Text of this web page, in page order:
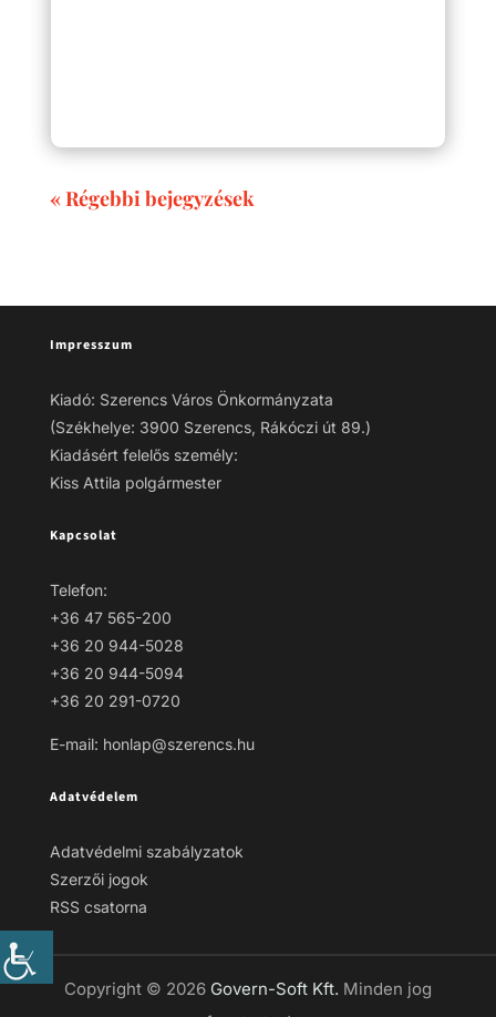
« Régebbi bejegyzések
Impresszum
Kiadó: Szerencs Város Önkormányzata
(Székhelye: 3900 Szerencs, Rákóczi út 89.)
Kiadásért felelős személy:
Kiss Attila polgármester
Kapcsolat
Telefon:
+36 47 565-200
+36 20 944-5028
+36 20 944-5094
+36 20 291-0720
E-mail: honlap@szerencs.hu
Adatvédelem
Adatvédelmi szabályzatok
Szerzői jogok
RSS csatorna
Copyright © 2026 Govern-Soft Kft. Minden jog